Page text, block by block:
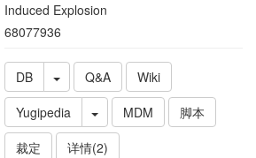
Induced Explosion
68077936
DB Q&A
Wiki
Yugipedia
MDM
脚本
裁定
详情(2)